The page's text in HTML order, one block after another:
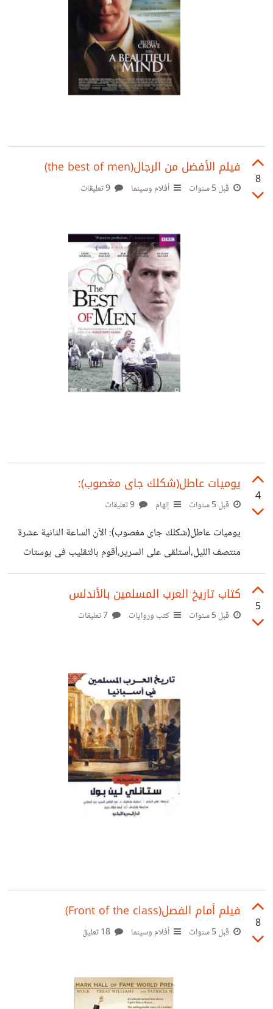
8
فيلم الأفضل من الرجال(the best of men)
قبل 5 سنوات أفلام وسينما
4
يوميات عاطل(شكلك جاى مغصوب):
قبل 5 سنوات إلهام
يوميات عاطل(شكلك جاى مغصوب): الآن الساعة الثانية عشرة
منتصف الليل،أستلقى على السرير،أقوم بالتقليب فى بوستات
الفيس بوك. يرن الهاتف المحمول من رقم غريب غير مسجل
بهاتفى. أرد على الهاتف سريعاً ،وكان الحوار كالآتي : أنا: السلام
عليكم. المتصل: وعليكم السلام ورحمة الله وبركاته،معايا محمد
الساعة ٢ بفرعنا شارع الهلالى . أنا:تمام إن شاء الله أكون في
5
كتاب تاريخ العرب المسلمين بالأندلس
قبل 5 سنوات كتب وروايات
8
فيلم أمام الفصل(Front of the class)
قبل 5 سنوات أفلام وسينما